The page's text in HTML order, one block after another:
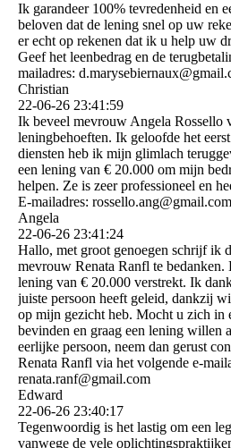
Ik garandeer 100% tevredenheid en
beloven dat de lening snel op uw
er echt op rekenen dat ik u help uw
Geef het leenbedrag en de
mailadres:
Christian
22-06-26 23:41:59
Ik beveel mevrouw Angela Rossello
leningbehoeften. Ik geloofde het
diensten heb ik mijn glimlach
een lening van € 20.000 om mijn
helpen. Ze is zeer professioneel en
E-mailadres: rossello.ang@gmail.com
Angela
22-06-26 23:41:24
Hallo, met groot genoegen schrijf ik
mevrouw Renata Ranfl te
lening van € 20.000 verstrekt. Ik
juiste persoon heeft geleid, dankzij
op mijn gezicht heb. Mocht u zich in
bevinden en graag een lening willen
eerlijke persoon, neem dan gerust
Renata Ranfl via het volgende e-
renata.ranf@gmail.com
Edward
22-06-26 23:40:17
Tegenwoordig is het lastig om een
vanwege de vele